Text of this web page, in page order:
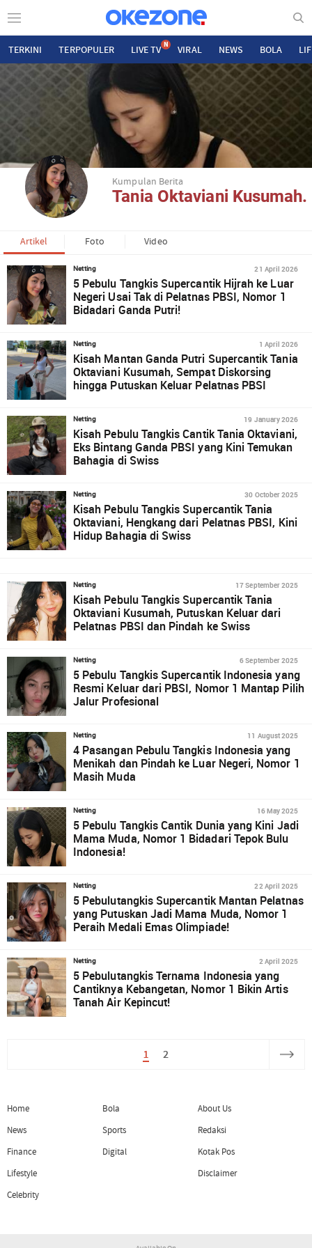
TERKINI TERPOPULER LIVE TV N VIRAL NEWS BOLA
Kumpulan Berita
Tania Oktaviani Kusumah.
Artikel Foto Video
Netting 21 April 2026
5 Pebulu Tangkis Supercantik Hijrah ke Luar
Negeri Usai Tak di Pelatnas PBSI, Nomor 1
Bidadari Ganda Putri!
Netting 1 April 2026
Kisah Mantan Ganda Putri Supercantik Tania
Oktaviani Kusumah, Sempat Diskorsing
hingga Putuskan Keluar Pelatnas PBSI
Netting 19 January 2026
Kisah Pebulu Tangkis Cantik Tania Oktaviani,
Eks Bintang Ganda PBSI yang Kini Temukan
Bahagia di Swiss
Netting 30 October 2025
Kisah Pebulu Tangkis Supercantik Tania
Oktaviani, Hengkang dari Pelatnas PBSI, Kini
Hidup Bahagia di Swiss
Netting 17 September 2025
Kisah Pebulu Tangkis Supercantik Tania
Oktaviani Kusumah, Putuskan Keluar dari
Pelatnas PBSI dan Pindah ke Swiss
Netting 6 September 2025
5 Pebulu Tangkis Supercantik Indonesia yang
Resmi Keluar dari PBSI, Nomor 1 Mantap Pilih
Jalur Profesional
Netting 11 August 2025
4 Pasangan Pebulu Tangkis Indonesia yang
Menikah dan Pindah ke Luar Negeri, Nomor 1
Masih Muda
Netting 16 May 2025
5 Pebulu Tangkis Cantik Dunia yang Kini Jadi
Mama Muda, Nomor 1 Bidadari Tepok Bulu
Indonesia!
Netting 22 April 2025
5 Pebulutangkis Supercantik Mantan Pelatnas
yang Putuskan Jadi Mama Muda, Nomor 1
Peraih Medali Emas Olimpiade!
Netting 2 April 2025
5 Pebulutangkis Ternama Indonesia yang
Cantiknya Kebangetan, Nomor 1 Bikin Artis
Tanah Air Kepincut!
1 2
Home
News
Finance
Lifestyle
Celebrity
Bola
Sports
Digital
About Us
Redaksi
Kotak Pos
Disclaimer